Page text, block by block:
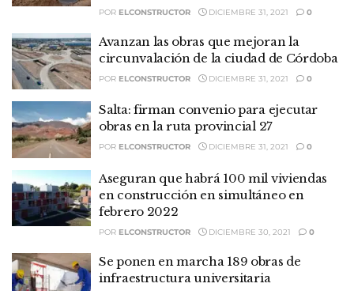
POR ELCONSTRUCTOR DICIEMBRE 31, 2021 0
Avanzan las obras que mejoran la
circunvalación de la ciudad de Córdoba
POR ELCONSTRUCTOR DICIEMBRE 31, 2021 0
Salta: firman convenio para ejecutar
obras en la ruta provincial 27
POR ELCONSTRUCTOR DICIEMBRE 31, 2021 0
Aseguran que habrá 100 mil viviendas
en construcción en simultáneo en
febrero 2022
POR ELCONSTRUCTOR DICIEMBRE 30, 2021 0
Se ponen en marcha 189 obras de
infraestructura universitaria